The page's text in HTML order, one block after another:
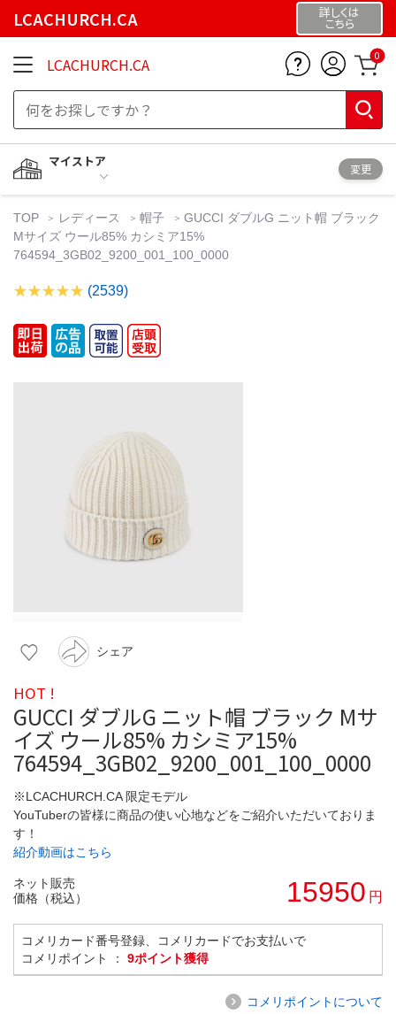
LCACHURCH.CA 詳しくは
こちら
LCACHURCH.CA 0
マイストア
変更
TOP レディース 帽子
GUCCI ダブルG ニット帽 ブラック
Mサイズ ウール85% カシミア15%
764594_3GB02_9200_001_100_0000
(2539)
シェア
HOT !
GUCCI ダブルG ニット帽 ブラック Mサ
イズ ウール85% カシミア15%
764594_3GB02_9200_001_100_0000
※LCACHURCH.CA 限定モデル
YouTuberの皆様に商品の使い心地などをご紹介いただいておりま
す！
紹介動画はこちら
ネット販売
価格（税込）
15950 円
コメリカード番号登録、コメリカードでお支払いで
コメリポイント ： 9ポイント獲得
コメリポイントについて